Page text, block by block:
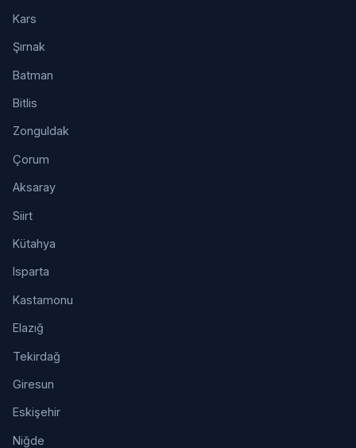
Kars
Şırnak
Batman
Bitlis
Zonguldak
Çorum
Aksaray
Siirt
Kütahya
Isparta
Kastamonu
Elazığ
Tekirdağ
Giresun
Eskişehir
Niğde